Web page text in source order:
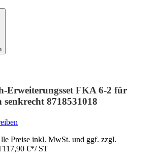
Erweiterungsset FKA 6-2 für
8718531018
Preise inkl. MwSt. und ggf. zzgl.
117,90 €*/ ST